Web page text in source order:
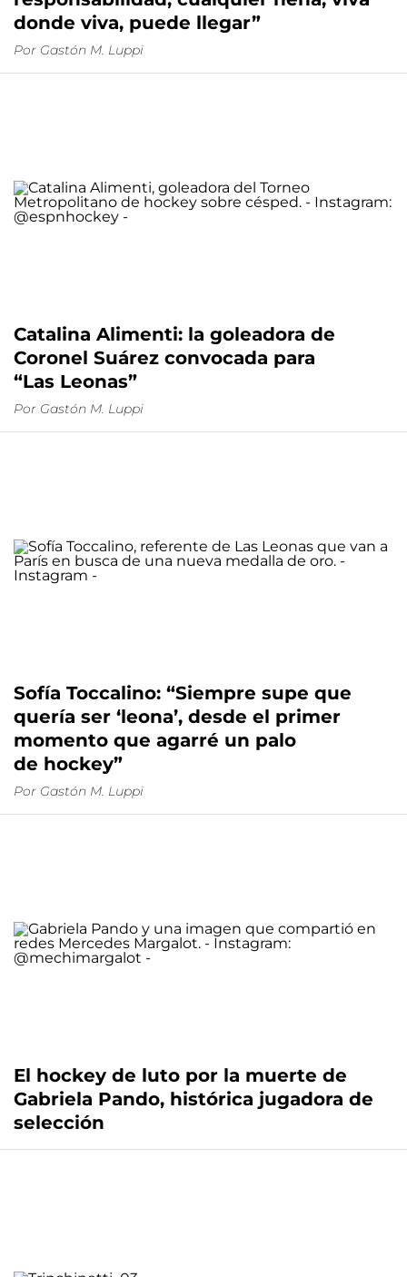
donde viva, puede llegar”
Por Gastón M. Luppi
Catalina Alimenti: la goleadora de
Coronel Suárez convocada para
“Las Leonas”
Por Gastón M. Luppi
Sofía Toccalino: “Siempre supe que
quería ser ‘leona’, desde el primer
momento que agarré un palo
de hockey”
Por Gastón M. Luppi
El hockey de luto por la muerte de
Gabriela Pando, histórica jugadora de
selección